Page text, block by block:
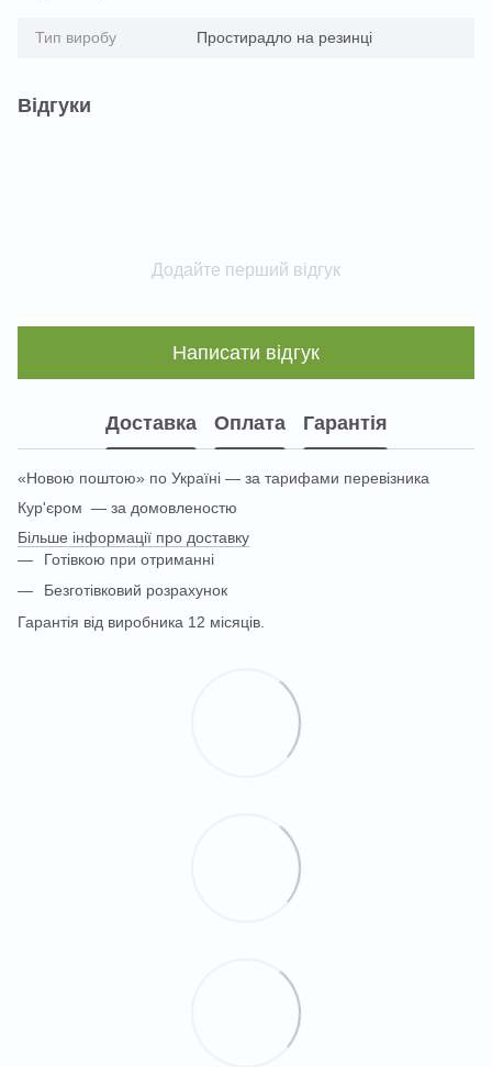
Тип виробу Простирадло на резинці
Відгуки
Додайте перший відгук
Написати відгук
Доставка Оплата Гарантія
«Новою поштою» по Україні — за тарифами перевізника
Кур'єром — за домовленостю
Більше інформації про доставку
Готівкою при отриманні
Безготівковий розрахунок
Гарантія від виробника 12 місяців.